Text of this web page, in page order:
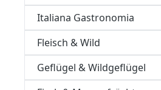
Italiana Gastronomia
Fleisch & Wild
Geflügel & Wildgeflügel